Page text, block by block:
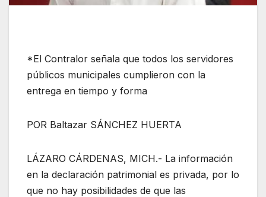
*El Contralor señala que todos los servidores
públicos municipales cumplieron con la
entrega en tiempo y forma
POR Baltazar SÁNCHEZ HUERTA
LÁZARO CÁRDENAS, MICH.- La información
en la declaración patrimonial es privada, por lo
que no hay posibilidades de que las